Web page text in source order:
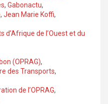
, Gabonactu,
, Jean Marie Koffi,
d’Afrique de l’Ouest et du
(OPRAG),
des Transports,
de l’OPRAG,